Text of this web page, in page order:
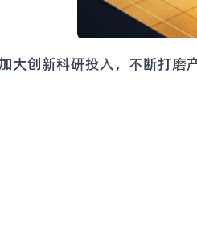
大创新科研投入，不断打磨